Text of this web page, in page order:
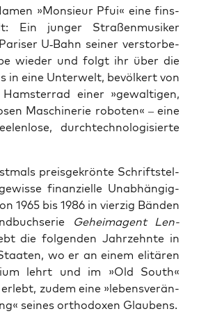
»Mon­sieur Pfui« eine fins­
Ein jun­ger Stra­ßen­mu­si­ker
U‑Bahn sei­ner ver­stor­be­
wie­der und folgt ihr über die
in eine Unter­welt, bevöl­kert von
einer »gewal­ti­gen,
Maschi­ne­rie robo­ten« – eine
durch­tech­no­lo­gi­sier­te
preis­ge­krön­te Schrift­stel­
finan­zi­el­le Unab­hän­gig­
1965 bis 1986 in vier­zig Bän­den
Geheim­agent Len­
die fol­gen­den Jahr­zehn­te in
wo er an einem eli­tä­ren
lehrt und im »Old South«
zudem eine »lebens­ver­än­
sei­nes ortho­do­xen Glaubens.